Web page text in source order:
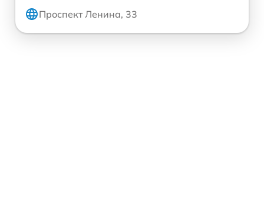
Проспект Ленина, 33